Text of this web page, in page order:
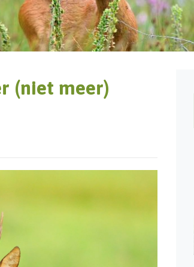
(niet meer)